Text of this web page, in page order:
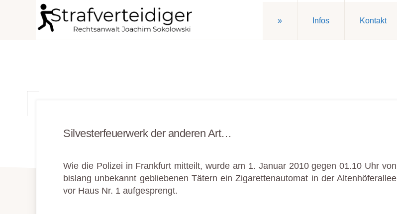
Zur
Hauptnavigation
springen
Zum
Inhalt
springen
Zur
Seitenspalte
springen
STRAFVERTEIDIGER
Rechtsanwalt
Fachanwalt
» Infos Kontakt
Silvesterfeuerwerk der anderen Art…
Wie die Polizei in Frankfurt mitteilt, wurde am 1. Januar 2010 gegen 01.10 Uhr von
bislang unbekannt gebliebenen Tätern ein Zigarettenautomat in der Altenhöferallee
vor Haus Nr. 1 aufgesprengt.